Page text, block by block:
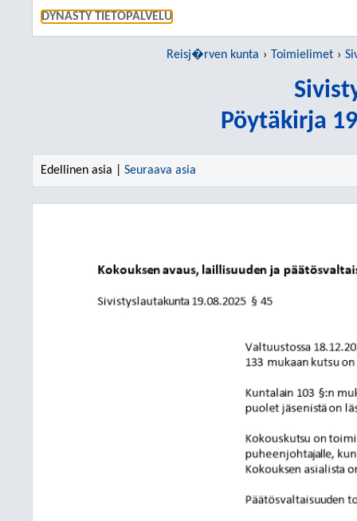
DYNASTY TIETOPALVELU
Reisj�rven kunta Toimielimet
Pöytäkirja
Edellinen asia | Seuraava asia